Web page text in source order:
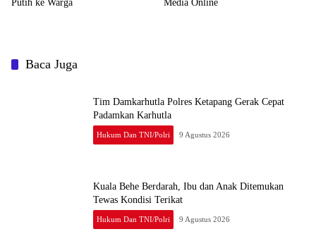
Putih ke Warga
Media Online
Baca Juga
Tim Damkarhutla Polres Ketapang Gerak Cepat
Padamkan Karhutla
Hukum Dan TNI/Polri 9 Agustus 2026
Kuala Behe Berdarah, Ibu dan Anak Ditemukan
Tewas Kondisi Terikat
Hukum Dan TNI/Polri 9 Agustus 2026